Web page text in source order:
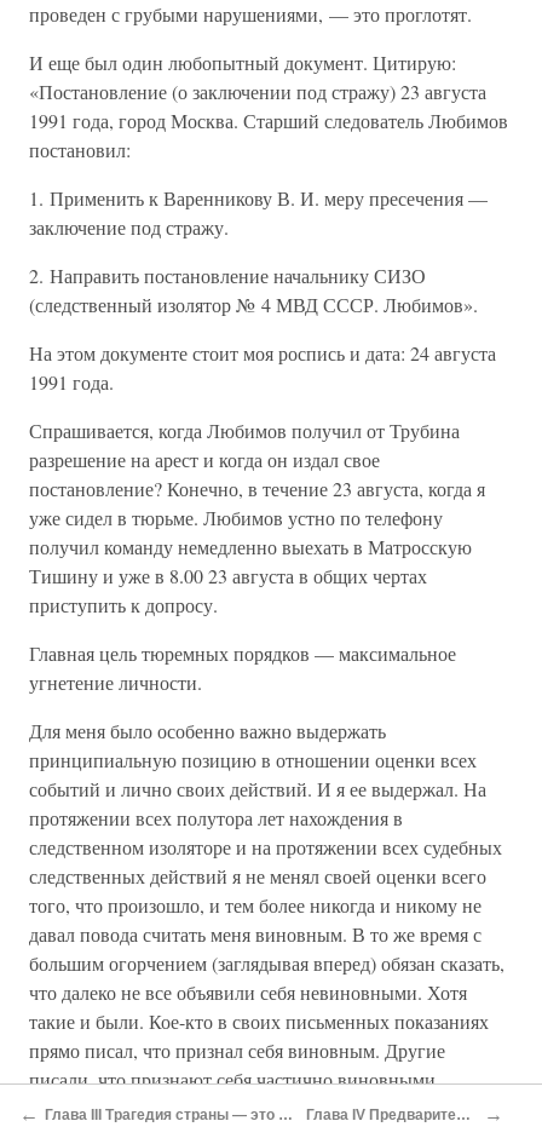
проведен с грубыми нарушениями, — это проглотят.
И еще был один любопытный документ. Цитирую:
«Постановление (о заключении под стражу) 23 августа
1991 года, город Москва. Старший следователь Любимов
постановил:
1. Применить к Варенникову В. И. меру пресечения —
заключение под стражу.
2. Направить постановление начальнику СИЗО
(следственный изолятор № 4 МВД СССР. Любимов».
На этом документе стоит моя роспись и дата: 24 августа
1991 года.
Спрашивается, когда Любимов получил от Трубина
разрешение на арест и когда он издал свое
постановление? Конечно, в течение 23 августа, когда я
уже сидел в тюрьме. Любимов устно по телефону
получил команду немедленно выехать в Матросскую
Тишину и уже в 8.00 23 августа в общих чертах
приступить к допросу.
Главная цель тюремных порядков — максимальное
угнетение личности.
Для меня было особенно важно выдержать
принципиальную позицию в отношении оценки всех
событий и лично своих действий. И я ее выдержал. На
протяжении всех полутора лет нахождения в
следственном изоляторе и на протяжении всех судебных
следственных действий я не менял своей оценки всего
того, что произошло, и тем более никогда и никому не
давал повода считать меня виновным. В то же время с
большим огорчением (заглядывая вперед) обязан сказать,
что далеко не все объявили себя невиновными. Хотя
такие и были. Кое-кто в своих письменных показаниях
прямо писал, что признал себя виновным. Другие
писали, что признают себя частично виновными.
Конечно, это меня огорчало, тем более что следственный
← Глава III Трагедия страны — это и моя личная трагедия Глава IV Предварительное следствие →